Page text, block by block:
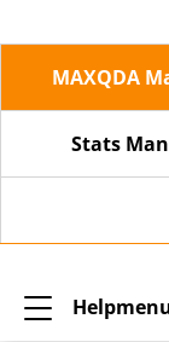
MAXQDA
Stats